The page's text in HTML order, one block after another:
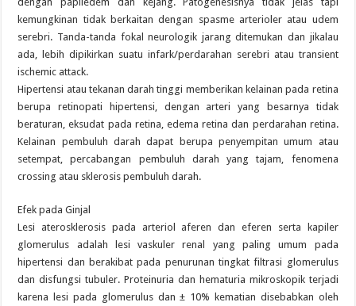
kemungkinan tidak berkaitan dengan spasme arterioler atau udem
serebri. Tanda-tanda fokal neurologik jarang ditemukan dan jikalau
ada, lebih dipikirkan suatu infark/perdarahan serebri atau transient
ischemic attack.
Hipertensi atau tekanan darah tinggi memberikan kelainan pada retina
berupa retinopati hipertensi, dengan arteri yang besarnya tidak
beraturan, eksudat pada retina, edema retina dan perdarahan retina.
Kelainan pembuluh darah dapat berupa penyempitan umum atau
setempat, percabangan pembuluh darah yang tajam, fenomena
crossing atau sklerosis pembuluh darah.
Efek pada Ginjal
Lesi aterosklerosis pada arteriol aferen dan eferen serta kapiler
glomerulus adalah lesi vaskuler renal yang paling umum pada
hipertensi dan berakibat pada penurunan tingkat filtrasi glomerulus
dan disfungsi tubuler. Proteinuria dan hematuria mikroskopik terjadi
karena lesi pada glomerulus dan ± 10% kematian disebabkan oleh